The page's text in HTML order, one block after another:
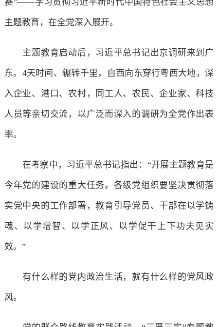
赛”——学习贯彻习近平新时代中国特色社会主义思想
主题教育，在全党深入展开。
主题教育启动后，习近平总书记出京调研来到广
东。4天时间、辗转千里，自西向东穿行粤西大地，深
入企业、港口、农村，同工人、农民、企业家、科技
人员等亲切交流，以广泛而深入的调研为全党作出表
率。
在考察中，习近平总书记指出：“开展主题教育是
今年党的建设的重大任务。各级党组织要坚决贯彻落
实党中央的工作部署，教育引导党员、干部在以学铸
魂、以学增智、以学正风、以学促干上下功夫见实
效。”
有什么样的党内政治生活，就有什么样的党风政
风。